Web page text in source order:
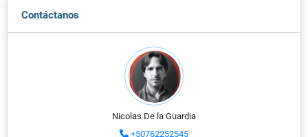
Contáctanos
Nicolas De la Guardia
+50762252545